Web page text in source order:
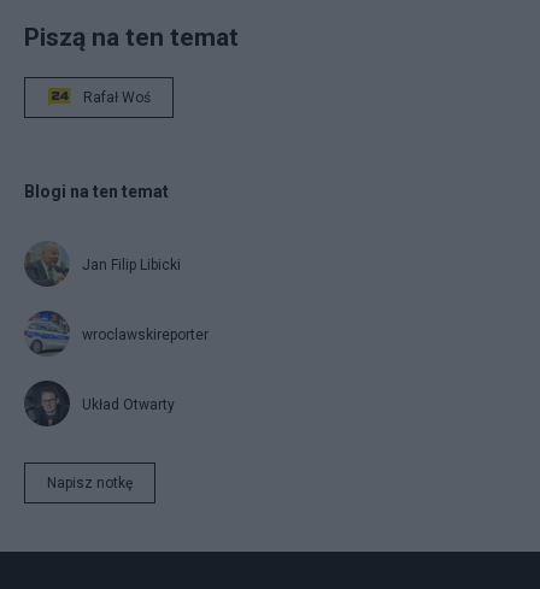
Piszą na ten temat
Rafał Woś
Blogi na ten temat
Jan Filip Libicki
wroclawskireporter
Układ Otwarty
Napisz notkę